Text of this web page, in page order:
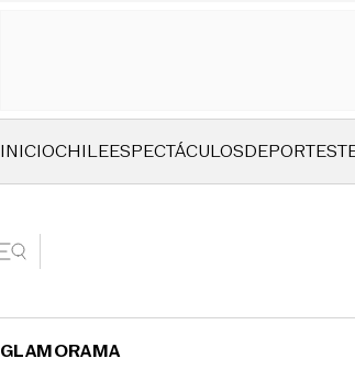
INICIOCHILEESPECTÁCULOSDEPORTES
GLAMORAMA